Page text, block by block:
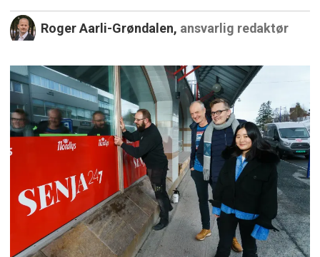
Roger Aarli-Grøndalen, ansvarlig redaktør